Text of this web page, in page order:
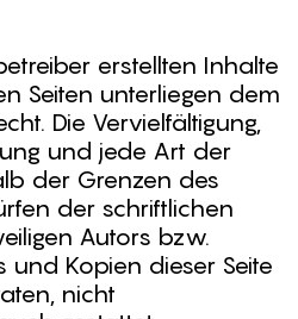
erstellten Inhalte
Seiten unterliegen dem
Die Vervielfältigung,
und jede Art der
der Grenzen des
der schriftlichen
Autors bzw.
und Kopien dieser Seite
nicht